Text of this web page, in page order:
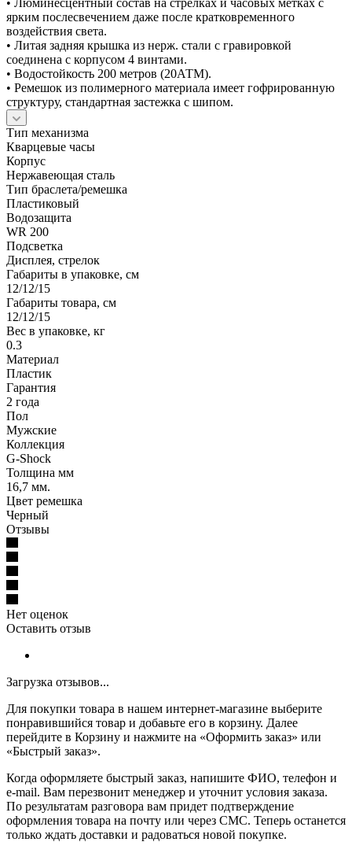
ярким послесвечением даже после кратковременного
воздействия света.
• Литая задняя крышка из нерж. стали с гравировкой
соединена с корпусом 4 винтами.
• Водостойкость 200 метров (20АТМ).
• Ремешок из полимерного материала имеет гофрированную
структуру, стандартная застежка с шипом.
Тип механизма
Кварцевые часы
Корпус
Нержавеющая сталь
Тип браслета/ремешка
Пластиковый
Водозащита
WR 200
Подсветка
Дисплея, стрелок
Габариты в упаковке, см
12/12/15
Габариты товара, см
12/12/15
Вес в упаковке, кг
0.3
Материал
Пластик
Гарантия
2 года
Пол
Мужские
Коллекция
G-Shock
Толщина мм
16,7 мм.
Цвет ремешка
Черный
Отзывы
Нет оценок
Оставить отзыв
Загрузка отзывов...
Для покупки товара в нашем интернет-магазине выберите
понравившийся товар и добавьте его в корзину. Далее
перейдите в Корзину и нажмите на «Оформить заказ» или
«Быстрый заказ».
Когда оформляете быстрый заказ, напишите ФИО, телефон и
e-mail. Вам перезвонит менеджер и уточнит условия заказа.
По результатам разговора вам придет подтверждение
оформления товара на почту или через СМС. Теперь останется
только ждать доставки и радоваться новой покупке.